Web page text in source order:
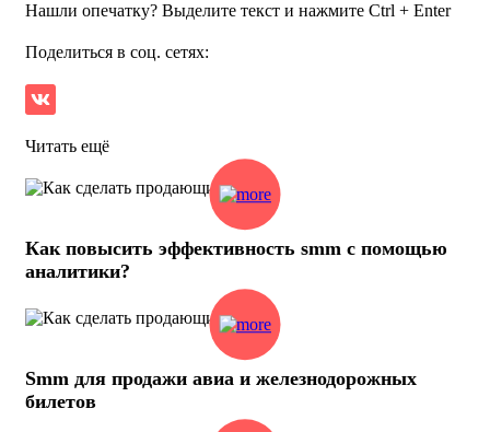
Нашли опечатку? Выделите текст и нажмите Ctrl + Enter
Поделиться в соц. сетях:
Читать ещё
Как повысить эффективность smm с помощью
аналитики?
Smm для продажи авиа и железнодорожных
билетов